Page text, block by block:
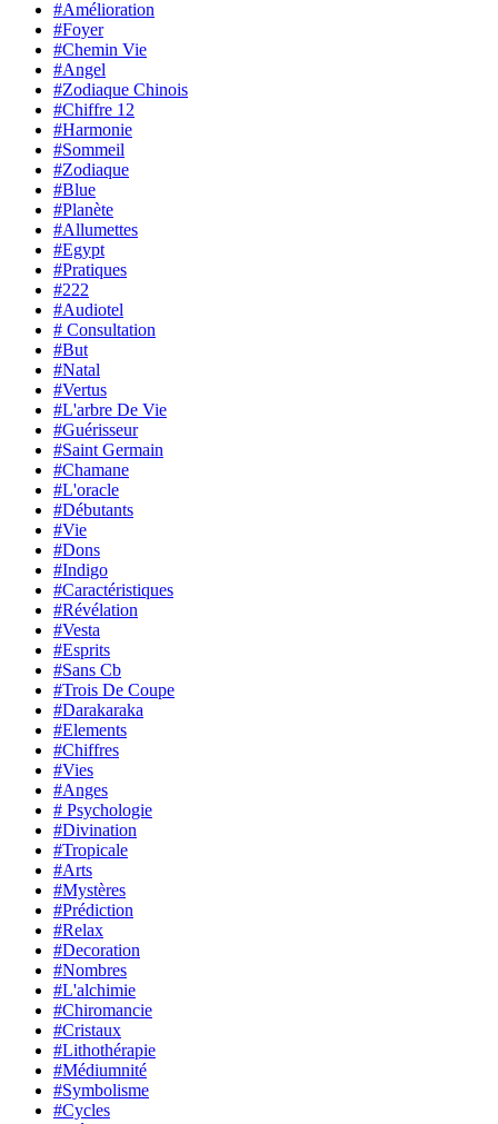
#Amélioration
#Foyer
#Chemin Vie
#Angel
#Zodiaque Chinois
#Chiffre 12
#Harmonie
#Sommeil
#Zodiaque
#Blue
#Planète
#Allumettes
#Egypt
#Pratiques
#222
#Audiotel
# Consultation
#But
#Natal
#Vertus
#L'arbre De Vie
#Guérisseur
#Saint Germain
#Chamane
#L'oracle
#Débutants
#Vie
#Dons
#Indigo
#Caractéristiques
#Révélation
#Vesta
#Esprits
#Sans Cb
#Trois De Coupe
#Darakaraka
#Elements
#Chiffres
#Vies
#Anges
# Psychologie
#Divination
#Tropicale
#Arts
#Mystères
#Prédiction
#Relax
#Decoration
#Nombres
#L'alchimie
#Chiromancie
#Cristaux
#Lithothérapie
#Médiumnité
#Symbolisme
#Cycles